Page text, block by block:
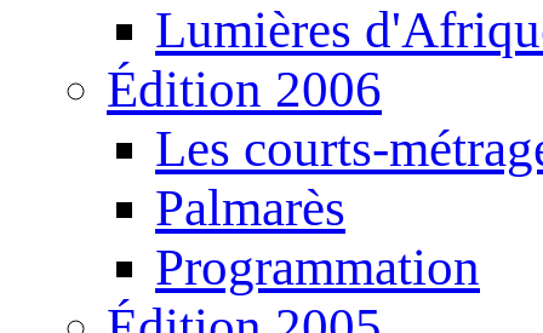
Lumières
Édition 2006
Les courts-
Palmarès
Programmation